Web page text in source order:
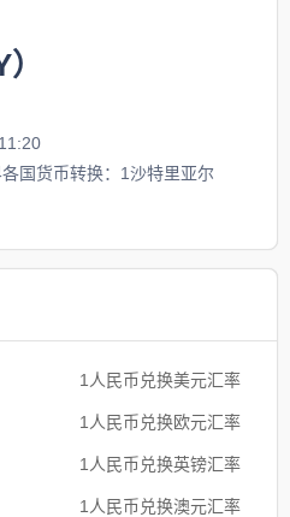
国货币转换：1沙特里亚尔
1人民币兑换美元汇率
1人民币兑换欧元汇率
1人民币兑换英镑汇率
1人民币兑换澳元汇率